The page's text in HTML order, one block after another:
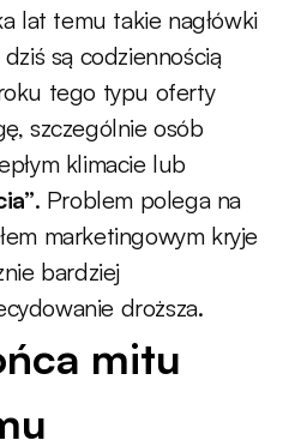
lat temu takie nagłówki
są codziennością
tego typu oferty
szczególnie osób
klimacie lub
. Problem polega na
marketingowym kryje
bardziej
droższa.
mitu